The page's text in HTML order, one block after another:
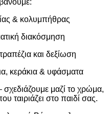
& κολυμπήθρας
διακόσμηση
και δεξίωση
κεράκια & υφάσματα
σχεδιάζουμε μαζί το χρώμα,
ταιριάζει στο παιδί σας.